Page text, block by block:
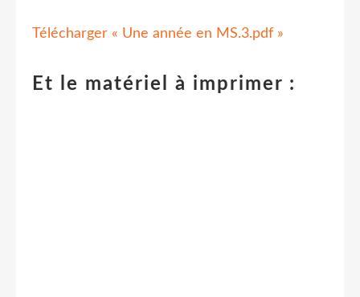
Télécharger « Une année en MS.3.pdf »
Et le matériel à imprimer :